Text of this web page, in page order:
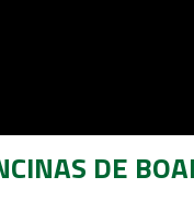
DE